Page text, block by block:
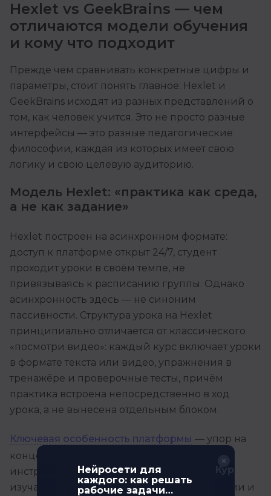
Hexlet vs GeekBrains — чем
отличаются модели обучения
и кому что подходит
Прежде чем сравнивать конкретные цифры и
параметры, стоит понять главное: Hexlet и
GeekBrains исходят из разных представлений о
том, как человек учится. Это не просто разные
интерфейсы — это разные педагогические
философии, каждая из которых имеет свою
логику и свою целевую аудиторию.
Модель Hexlet: «практика как среда,
а не как задание»
Hexlet построен на асинхронном формате:
доступ к платформе открыт 24/7, студент
проходит уроки в своём темпе, не
привязываясь к расписанию группы. Однако
асинхронность здесь — не синоним
пассивности. Структура урока на Hexlet
принципиально отличается от классического
«посмотри видео»: каждый курс включает уроки
в формате текста или видео, упражнения в
тренажёре и проверочные тесты, причём
практика встроена непосредственно в ход
урока, а не вынесена отдельным блоком.
Ключевая особенность платформы — упор на
концептуальное понимание, а не на
инструментальное копирование. Студент
изучает не просто инструменты, а концепции и
Нейросети для
каждого: как решать
рабочие задачи
Курс по